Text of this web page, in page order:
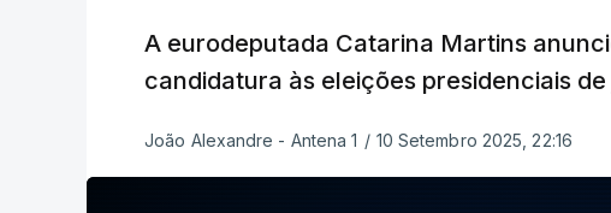
A eurodeputada Catarina Martins
candidatura às eleições presidenciais
João Alexandre - Antena 1 / 10 Setembro 2025, 22:16